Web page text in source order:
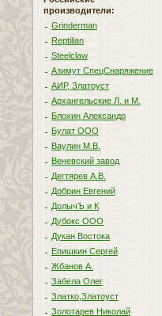
производители:
Grinderman
Reptilian
Steelclaw
Азимут СпецСнаряжение
АИР, Златоуст
Архангельские Л. и М.
Блохин Александр
Булат ООО
Ваулин М.В.
Веневский завод
Дегтярев А.В.
Добрин Евгений
ДолычЪ и К
Дубокс ООО
Дукан Востока
Епишкин Сергей
Жбанов А.
Забела Олег
Златко,Златоуст
Золотарев Николай